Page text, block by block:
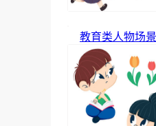
教育类人物场